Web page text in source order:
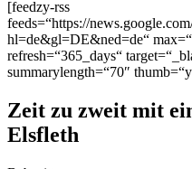
[feedzy-rss
feeds=“https://
hl=de&gl=DE&ned=de“
refresh=“365_days“
summarylength=“70″
Zeit zu zweit mit
Elsfleth